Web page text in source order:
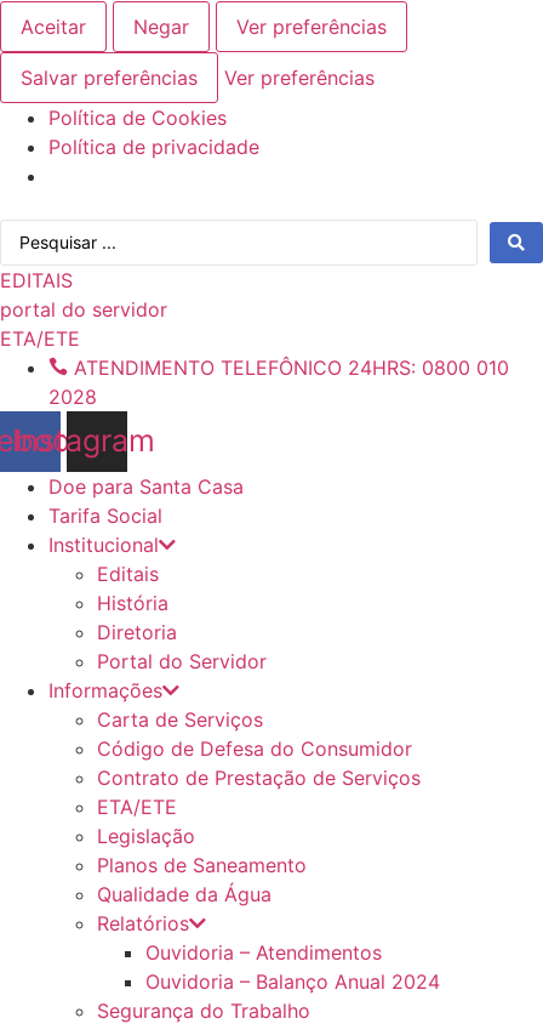
Aceitar
Negar Ver preferências
Salvar preferências
Ver preferências
Política de Cookies
Política de privacidade
para
o
conteúdo
Pesquisar
EDITAIS
portal do servidor
ETA/ETE
ATENDIMENTO TELEFÔNICO 24HRS: 0800 010
2028
Instagram
Doe para Santa Casa
Tarifa Social
Institucional
Editais
História
Diretoria
Portal do Servidor
Informações
Carta de Serviços
Código de Defesa do Consumidor
Contrato de Prestação de Serviços
ETA/ETE
Legislação
Planos de Saneamento
Qualidade da Água
Relatórios
Ouvidoria – Atendimentos
Ouvidoria – Balanço Anual 2024
Segurança do Trabalho